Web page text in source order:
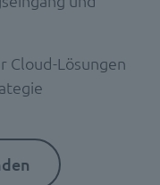
Cloud-Lösungen